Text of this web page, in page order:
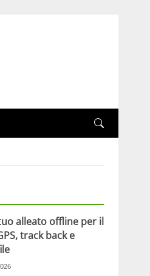
alleato offline per il
track back e